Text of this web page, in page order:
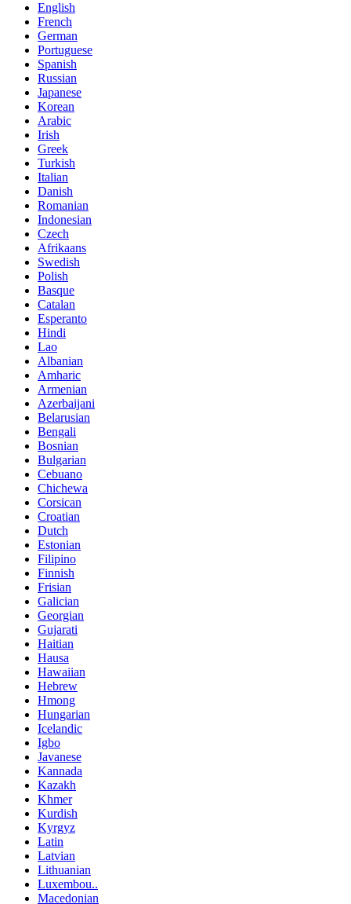
English
French
German
Portuguese
Spanish
Russian
Japanese
Korean
Arabic
Irish
Greek
Turkish
Italian
Danish
Romanian
Indonesian
Czech
Afrikaans
Swedish
Polish
Basque
Catalan
Esperanto
Hindi
Lao
Albanian
Amharic
Armenian
Azerbaijani
Belarusian
Bengali
Bosnian
Bulgarian
Cebuano
Chichewa
Corsican
Croatian
Dutch
Estonian
Filipino
Finnish
Frisian
Galician
Georgian
Gujarati
Haitian
Hausa
Hawaiian
Hebrew
Hmong
Hungarian
Icelandic
Igbo
Javanese
Kannada
Kazakh
Khmer
Kurdish
Kyrgyz
Latin
Latvian
Lithuanian
Luxembou..
Macedonian